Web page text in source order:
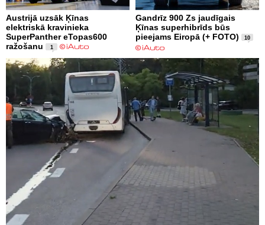
Austrijā uzsāk Ķīnas
elektriskā kravinieka
SuperPanther eTopas600
ražošanu
1
Gandrīz 900 Zs jaudīgais
Ķīnas superhibrīds būs
pieejams Eiropā (+ FOTO)
10